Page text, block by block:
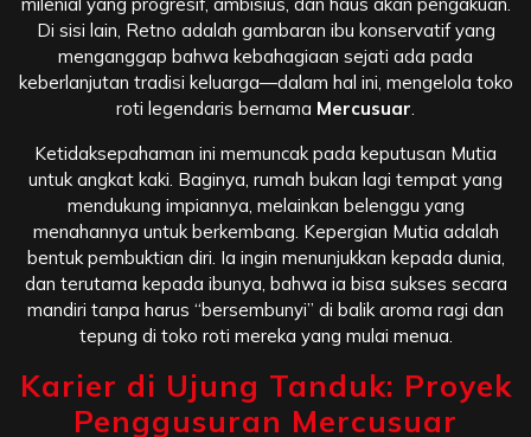
Di sisi lain, Retno adalah gambaran ibu konservatif yang
menganggap bahwa kebahagiaan sejati ada pada
keberlanjutan tradisi keluarga—dalam hal ini, mengelola toko
roti legendaris bernama Mercusuar.
Ketidaksepahaman ini memuncak pada keputusan Mutia
untuk angkat kaki. Baginya, rumah bukan lagi tempat yang
mendukung impiannya, melainkan belenggu yang
menahannya untuk berkembang. Kepergian Mutia adalah
bentuk pembuktian diri. Ia ingin menunjukkan kepada dunia,
dan terutama kepada ibunya, bahwa ia bisa sukses secara
mandiri tanpa harus “bersembunyi” di balik aroma ragi dan
tepung di toko roti mereka yang mulai menua.
Karier di Ujung Tanduk: Proyek
Penggusuran Mercusuar